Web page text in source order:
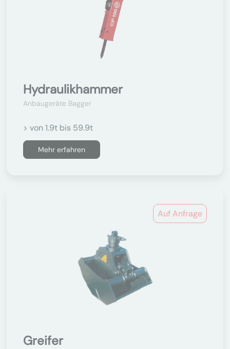
Hydraulikhammer
Anbaugeräte Bagger
> von 1.9t bis 59.9t
Mehr erfahren
Auf Anfrage
Greifer